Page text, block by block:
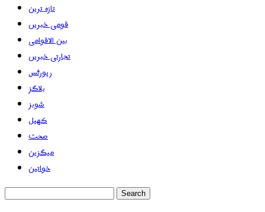
تازہ ترین
قومی خبریں
بین الاقوامی
تجارتی خبریں
رپورٹس
بلاگز
شوبز
کھیل
صحت
میگزین
خواتین